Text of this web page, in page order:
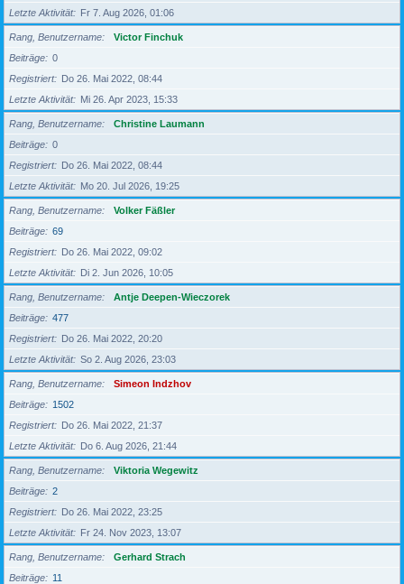
Letzte Aktivität
Fr 7. Aug 2026, 01:06
Rang, Benutzername
Victor Finchuk
Beiträge
0
Registriert
Do 26. Mai 2022, 08:44
Letzte Aktivität
Mi 26. Apr 2023, 15:33
Rang, Benutzername
Christine Laumann
Beiträge
0
Registriert
Do 26. Mai 2022, 08:44
Letzte Aktivität
Mo 20. Jul 2026, 19:25
Rang, Benutzername
Volker Fäßler
Beiträge
69
Registriert
Do 26. Mai 2022, 09:02
Letzte Aktivität
Di 2. Jun 2026, 10:05
Rang, Benutzername
Antje Deepen-Wieczorek
Beiträge
477
Registriert
Do 26. Mai 2022, 20:20
Letzte Aktivität
So 2. Aug 2026, 23:03
Rang, Benutzername
Simeon Indzhov
Beiträge
1502
Registriert
Do 26. Mai 2022, 21:37
Letzte Aktivität
Do 6. Aug 2026, 21:44
Rang, Benutzername
Viktoria Wegewitz
Beiträge
2
Registriert
Do 26. Mai 2022, 23:25
Letzte Aktivität
Fr 24. Nov 2023, 13:07
Rang, Benutzername
Gerhard Strach
Beiträge
11